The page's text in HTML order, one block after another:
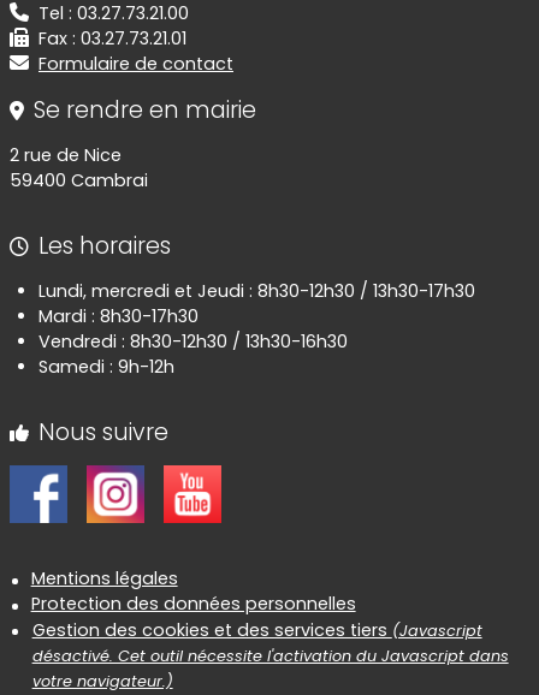
Tel : 03.27.73.21.00
Fax : 03.27.73.21.01
Formulaire de contact
Se rendre en mairie
2 rue de Nice
59400 Cambrai
Les horaires
Lundi, mercredi et Jeudi : 8h30-12h30 / 13h30-17h30
Mardi : 8h30-17h30
Vendredi : 8h30-12h30 / 13h30-16h30
Samedi : 9h-12h
Nous suivre
Informations réglementaires
Mentions légales
Protection des données personnelles
Gestion des cookies et des services tiers (Javascript
désactivé. Cet outil nécessite l'activation du Javascript dans
votre navigateur.)